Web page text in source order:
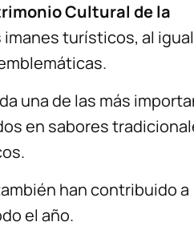
Cultural de la
turísticos, al
una de las más
en sabores
han contribuido a
el año.